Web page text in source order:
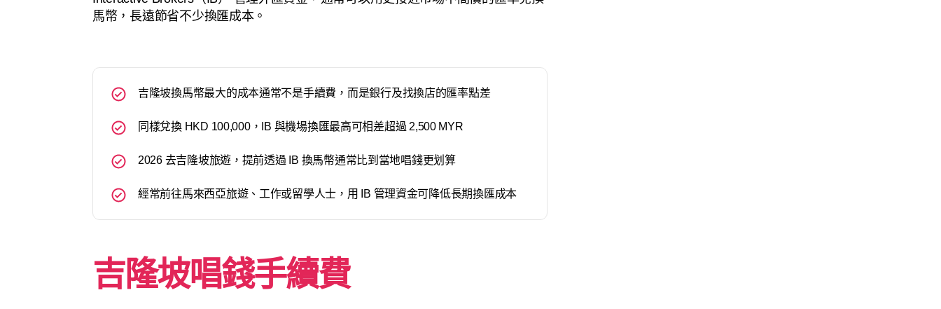
馬幣，長遠節省不少換匯成本。
吉隆坡換馬幣最大的成本通常不是手續費，而是銀行及找換店的匯率點差
同樣兌換 HKD 100,000，IB 與機場換匯最高可相差超過 2,500 MYR
2026 去吉隆坡旅遊，提前透過 IB 換馬幣通常比到當地唱錢更划算
經常前往馬來西亞旅遊、工作或留學人士，用 IB 管理資金可降低長期換匯成本
吉隆坡唱錢手續費